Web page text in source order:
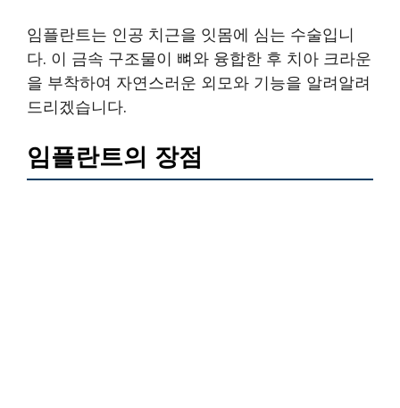
임플란트는 인공 치근을 잇몸에 심는 수술입니
다. 이 금속 구조물이 뼈와 융합한 후 치아 크라운
을 부착하여 자연스러운 외모와 기능을 알려알려
드리겠습니다.
임플란트의 장점